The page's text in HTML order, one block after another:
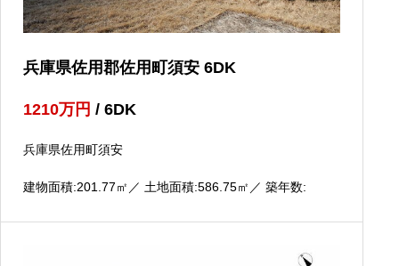
兵庫県佐用郡佐用町須安 6DK
1210万円 / 6DK
兵庫県佐用町須安
建物面積:201.77㎡ ／ 土地面積:586.75㎡ ／ 築年数: